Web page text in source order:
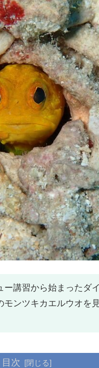
講習から始まったダ
ンツキカエルウオを
目次